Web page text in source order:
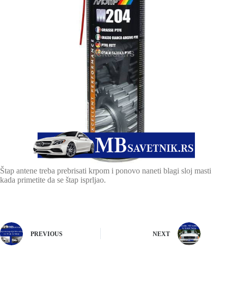
Štap antene treba prebrisati krpom i ponovo naneti blagi sloj masti
kada primetite da se štap isprljao.
PREVIOUS NEXT